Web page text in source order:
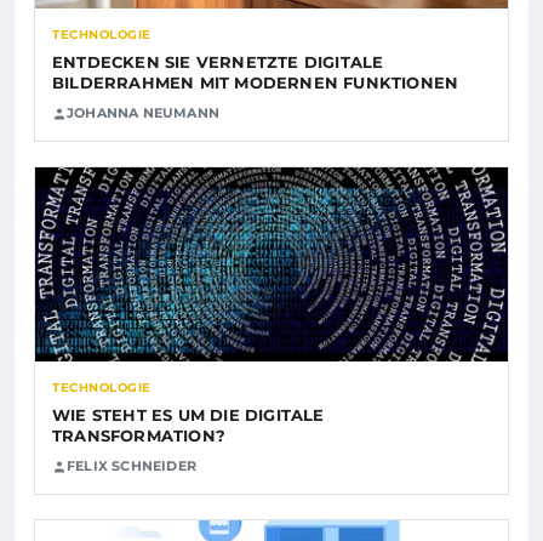
TECHNOLOGIE
ENTDECKEN SIE VERNETZTE DIGITALE
BILDERRAHMEN MIT MODERNEN FUNKTIONEN
JOHANNA NEUMANN
TECHNOLOGIE
WIE STEHT ES UM DIE DIGITALE
TRANSFORMATION?
FELIX SCHNEIDER